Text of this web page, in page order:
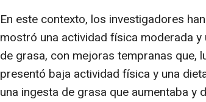
En este contexto, los investigadores
mostró una actividad física moderada
de grasa, con mejoras tempranas que,
presentó baja actividad física y una
una ingesta de grasa que aumentaba y